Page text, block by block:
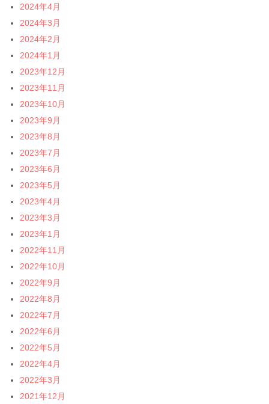
2024年4月
2024年3月
2024年2月
2024年1月
2023年12月
2023年11月
2023年10月
2023年9月
2023年8月
2023年7月
2023年6月
2023年5月
2023年4月
2023年3月
2023年1月
2022年11月
2022年10月
2022年9月
2022年8月
2022年7月
2022年6月
2022年5月
2022年4月
2022年3月
2021年12月